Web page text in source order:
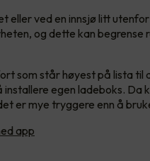
eller ved en innsjø litt
og dette kan begrense
som står høyest på lista til
installere egen ladeboks. Da
er mye tryggere enn å
app